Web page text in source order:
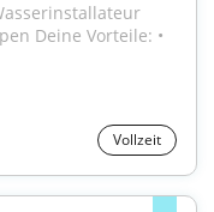
Deine Vorteile: •
Vollzeit